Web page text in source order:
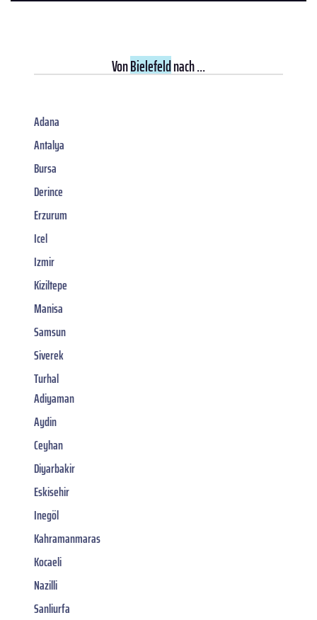
VonBielefeldnach ...
Adana
Antalya
Bursa
Derince
Erzurum
Icel
Izmir
Kiziltepe
Manisa
Samsun
Siverek
Turhal
Adiyaman
Aydin
Ceyhan
Diyarbakir
Eskisehir
Inegöl
Kahramanmaras
Kocaeli
Nazilli
Sanliurfa